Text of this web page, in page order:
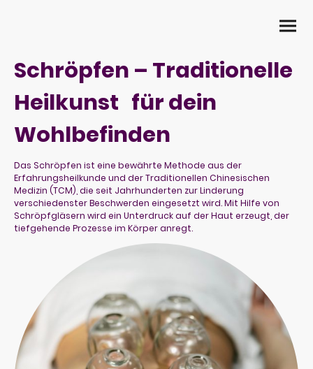
Schröpfen – Traditionelle
Heilkunst für dein
Wohlbefinden
Das Schröpfen ist eine bewährte Methode aus der
Erfahrungsheilkunde und der Traditionellen Chinesischen
Medizin (TCM), die seit Jahrhunderten zur Linderung
verschiedenster Beschwerden eingesetzt wird. Mit Hilfe von
Schröpfgläsern wird ein Unterdruck auf der Haut erzeugt, der
tiefgehende Prozesse im Körper anregt.